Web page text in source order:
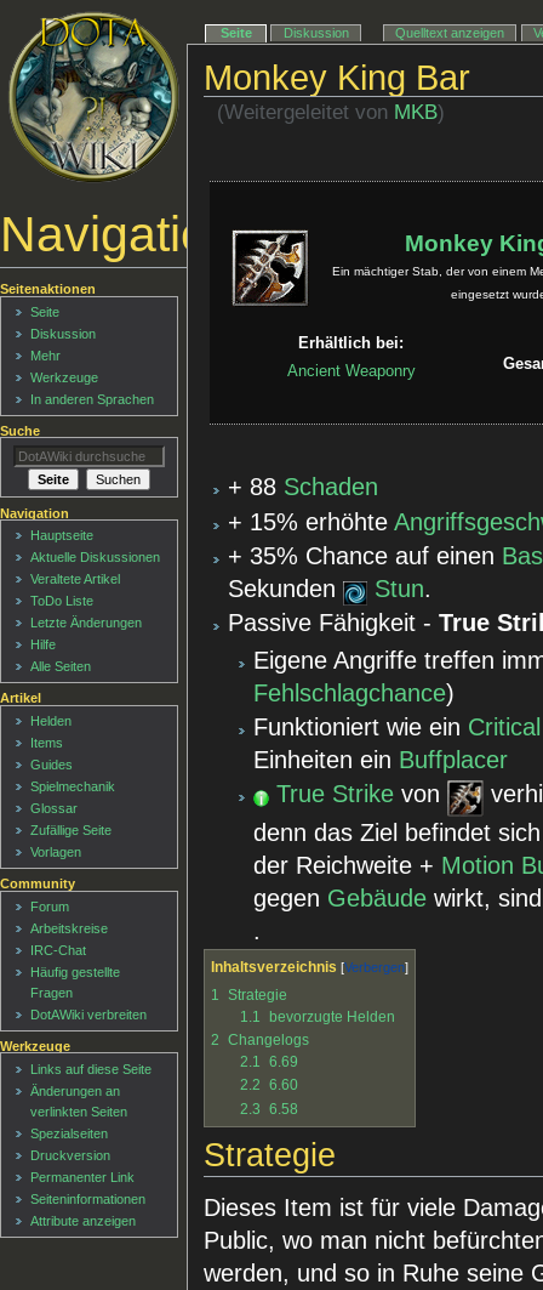
Monkey King Bar
(Weitergeleitet von MKB)
Monkey
Ein mächtiger Stab, der von einem
eingesetzt
Erhältlich bei:
Ancient Weaponry
+ 88 Schaden
+ 15% erhöhte
+ 35% Chance auf einen
Sekunden
Stun.
Passive Fähigkeit -True
Eigene Angriffe treffen
Fehlschlagchance)
Funktioniert wie ein
Einheiten ein Buffplacer
True Strikevon
denn das Ziel befindet
der Reichweite + Motion
gegen Gebäudewirkt,
.
Inhaltsverzeichnis
1 Strategie
1.1
bevorzugte Helden
2 Changelogs
2.1 6.69
2.2 6.60
2.3 6.58
Strategie
Dieses Item ist für viele
Public, wo man nicht
werden, und so in Ruhe seine
Navigationsmenü
Seite Diskussion Quelltext anzeigen
Seitenaktionen
Seite
Diskussion
Mehr
Werkzeuge
In anderen Sprachen
Suche
Navigation
Hauptseite
Aktuelle Diskussionen
Veraltete Artikel
ToDo Liste
Letzte Änderungen
Hilfe
Alle Seiten
Artikel
Helden
Items
Guides
Spielmechanik
Glossar
Zufällige Seite
Vorlagen
Community
Forum
Arbeitskreise
IRC-Chat
Häufig gestellte
Fragen
DotAWiki verbreiten
Werkzeuge
Links auf diese Seite
Änderungen an
verlinkten Seiten
Spezialseiten
Druckversion
Permanenter Link
Seiten­informationen
Attribute anzeigen